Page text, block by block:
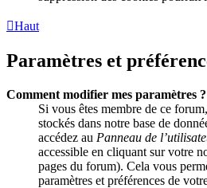
Haut
Paramètres et
Comment modifier mes paramètres ?
Si vous êtes membre de ce
stockés dans notre base de
accédez au Panneau de
accessible en cliquant sur votre
pages du forum). Cela vous
paramètres et préférences de